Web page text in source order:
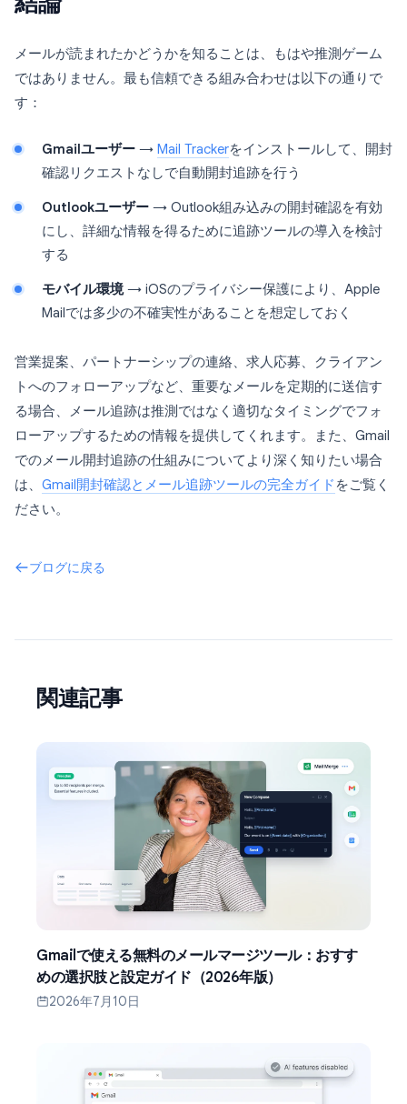
メールが読まれたかどうかを知ることは、もはや推測ゲーム
ではありません。最も信頼できる組み合わせは以下の通りで
す：
Gmailユーザー → Mail Trackerをインストールして、開封
確認リクエストなしで自動開封追跡を行う
Outlookユーザー → Outlook組み込みの開封確認を有効
にし、詳細な情報を得るために追跡ツールの導入を検討
する
モバイル環境→ iOSのプライバシー保護により、Apple
Mailでは多少の不確実性があることを想定しておく
営業提案、パートナーシップの連絡、求人応募、クライアン
トへのフォローアップなど、重要なメールを定期的に送信す
る場合、メール追跡は推測ではなく適切なタイミングでフォ
ローアップするための情報を提供してくれます。また、Gmail
でのメール開封追跡の仕組みについてより深く知りたい場合
は、 Gmail開封確認とメール追跡ツールの完全ガイド をご覧く
ださい。
ブログに戻る
関連記事
Gmailで使える無料のメールマージツール：おすす
めの選択肢と設定ガイド（2026年版）
2026年7月10日